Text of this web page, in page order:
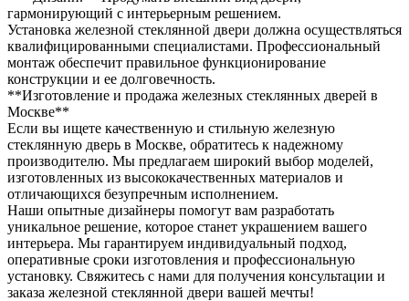
гармонирующий с интерьерным решением.
Установка железной стеклянной двери должна осуществляться
квалифицированными специалистами. Профессиональный
монтаж обеспечит правильное функционирование
конструкции и ее долговечность.
**Изготовление и продажа железных стеклянных дверей в
Москве**
Если вы ищете качественную и стильную железную
стеклянную дверь в Москве, обратитесь к надежному
производителю. Мы предлагаем широкий выбор моделей,
изготовленных из высококачественных материалов и
отличающихся безупречным исполнением.
Наши опытные дизайнеры помогут вам разработать
уникальное решение, которое станет украшением вашего
интерьера. Мы гарантируем индивидуальный подход,
оперативные сроки изготовления и профессиональную
установку. Свяжитесь с нами для получения консультации и
заказа железной стеклянной двери вашей мечты!